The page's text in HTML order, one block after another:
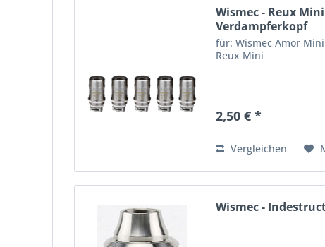
Wismec - Reux
Verdampferkopf
für: Wismec Amor
Reux Mini
2,50 € *
Vergleichen
Wismec -